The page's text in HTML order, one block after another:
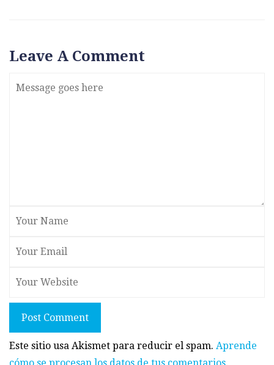
Leave A Comment
Post Comment
Este sitio usa Akismet para reducir el spam. Aprende